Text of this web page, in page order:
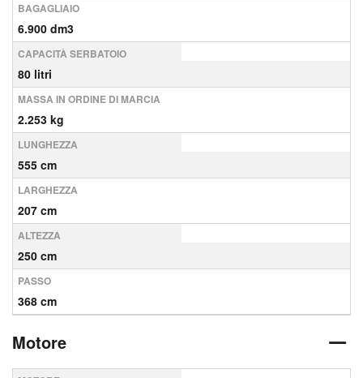
BAGAGLIAIO
6.900 dm3
CAPACITÀ SERBATOIO
80 litri
MASSA IN ORDINE DI MARCIA
2.253 kg
LUNGHEZZA
555 cm
LARGHEZZA
207 cm
ALTEZZA
250 cm
PASSO
368 cm
Motore